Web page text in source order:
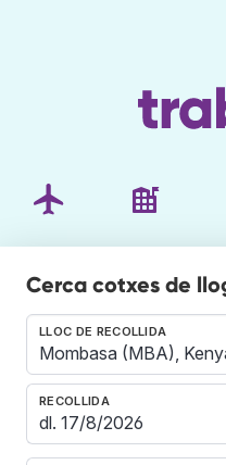
Cerca cotxes de
LLOC DE RECOLLIDA
RECOLLIDA